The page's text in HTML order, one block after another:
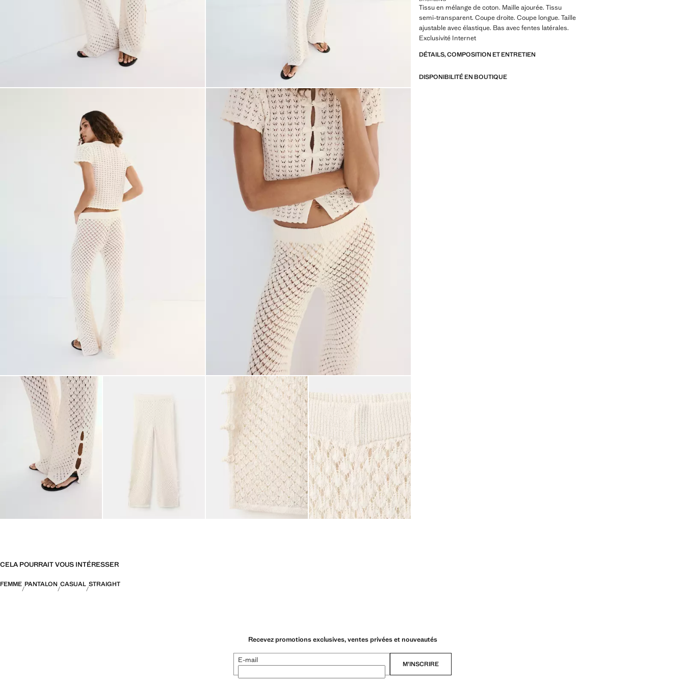
Tissu en mélange de coton. Maille ajourée. Tissu
semi-transparent. Coupe droite. Coupe longue. Taille
ajustable avec élastique. Bas avec fentes latérales.
Exclusivité Internet
DÉTAILS, COMPOSITION ET ENTRETIEN
DISPONIBILITÉ EN BOUTIQUE
CELA POURRAIT VOUS INTÉRESSER
FEMME PANTALON CASUAL STRAIGHT
Recevez promotions exclusives, ventes privées et nouveautés
E-mail M’INSCRIRE